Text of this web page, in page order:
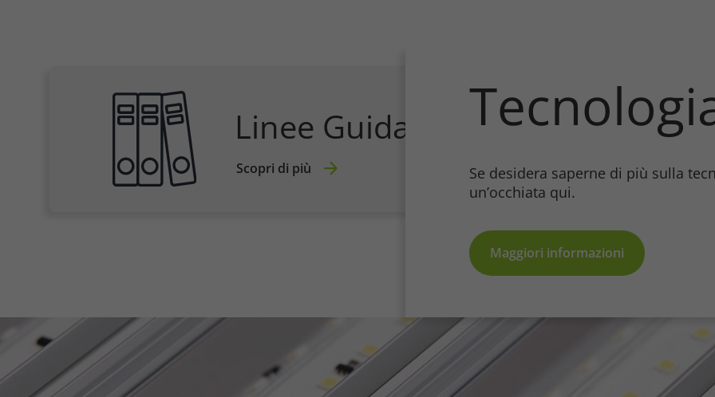
Linee Guida Ecologiche
Scopri di più
Se desidera saperne di più sulla
un’occhiata qui.
Maggiori informazioni